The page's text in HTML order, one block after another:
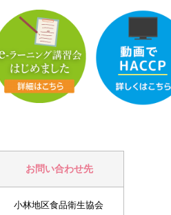
お問い合わせ先